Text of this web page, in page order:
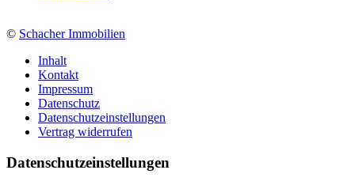
© Schacher Immobilien
Inhalt
Kontakt
Impressum
Datenschutz
Datenschutzeinstellungen
Vertrag widerrufen
Daten­schutz­ein­stellungen